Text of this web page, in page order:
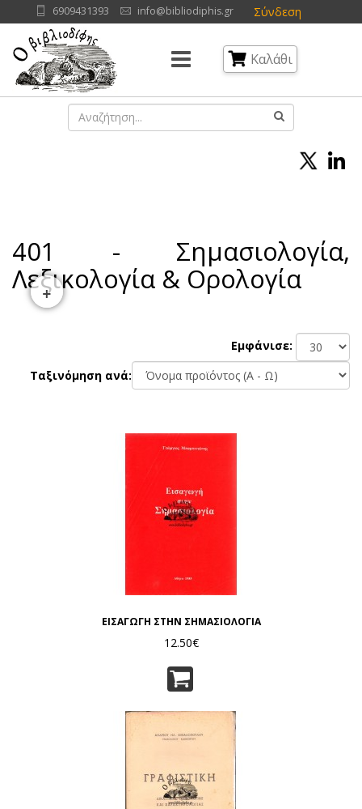
Σύνδεση
6909431393 info@bibliodiphis.gr
Καλάθι
401 - Σημασιολογία,
Λεξικολογία & Ορολογία
Εμφάνισε:
Ταξινόμηση ανά:
ΕΙΣΑΓΩΓΗ ΣΤΗΝ ΣΗΜΑΣΙΟΛΟΓΙΑ
12.50€
+